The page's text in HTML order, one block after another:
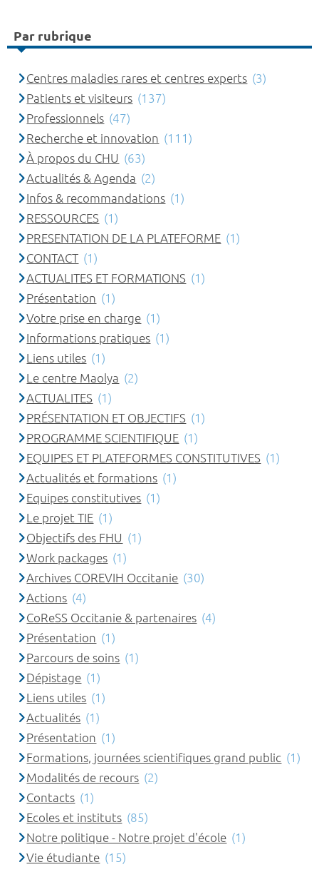
Par rubrique
Centres maladies rares et centres experts (3)
Patients et visiteurs (137)
Professionnels (47)
Recherche et innovation (111)
À propos du CHU (63)
Actualités & Agenda (2)
Infos & recommandations (1)
RESSOURCES (1)
PRESENTATION DE LA PLATEFORME (1)
CONTACT (1)
ACTUALITES ET FORMATIONS (1)
Présentation (1)
Votre prise en charge (1)
Informations pratiques (1)
Liens utiles (1)
Le centre Maolya (2)
ACTUALITES (1)
PRÉSENTATION ET OBJECTIFS (1)
PROGRAMME SCIENTIFIQUE (1)
EQUIPES ET PLATEFORMES CONSTITUTIVES (1)
Actualités et formations (1)
Equipes constitutives (1)
Le projet TIE (1)
Objectifs des FHU (1)
Work packages (1)
Archives COREVIH Occitanie (30)
Actions (4)
CoReSS Occitanie & partenaires (4)
Présentation (1)
Parcours de soins (1)
Dépistage (1)
Liens utiles (1)
Actualités (1)
Présentation (1)
Formations, journées scientifiques grand public (1)
Modalités de recours (2)
Contacts (1)
Ecoles et instituts (85)
Notre politique - Notre projet d'école (1)
Vie étudiante (15)